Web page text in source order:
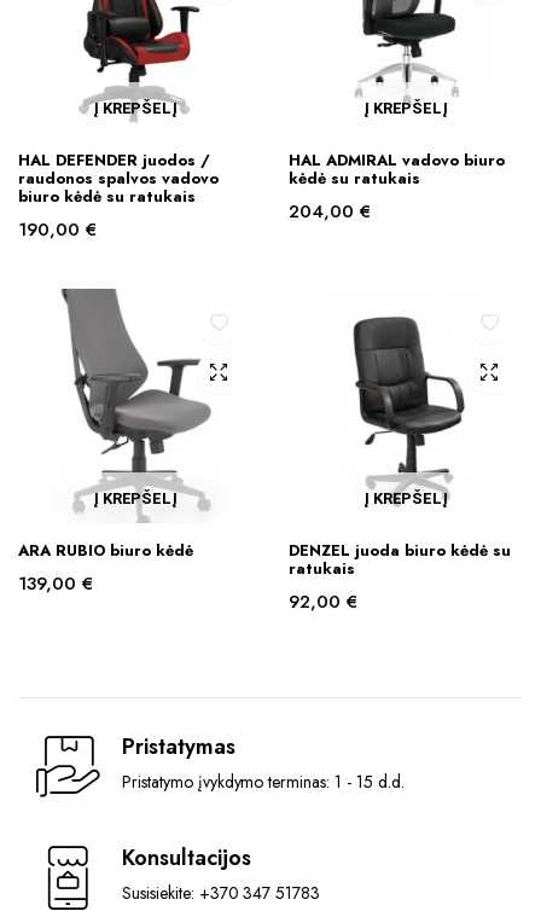
Į KREPŠELĮ
HAL DEFENDER juodos /
raudonos spalvos vadovo
biuro kėdė su ratukais
190,00 €
Į KREPŠELĮ
HAL ADMIRAL vadovo biuro
kėdė su ratukais
204,00 €
Į KREPŠELĮ
ARA RUBIO biuro kėdė
139,00 €
Į KREPŠELĮ
DENZEL juoda biuro kėdė su
ratukais
92,00 €
Pristatymas
Pristatymo įvykdymo terminas: 1 - 15 d.d.
Konsultacijos
Susisiekite: +370 347 51783